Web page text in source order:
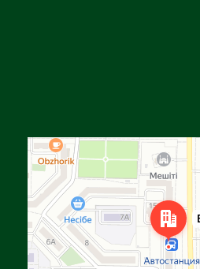
Яндекс Карталар — көлік,